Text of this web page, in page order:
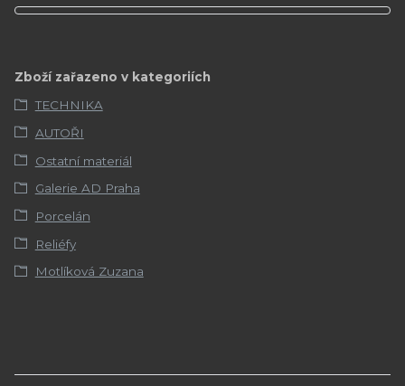
Zboží zařazeno v kategoriích
TECHNIKA
AUTOŘI
Ostatní materiál
Galerie AD Praha
Porcelán
Reliéfy
Motlíková Zuzana